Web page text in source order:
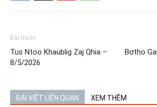
Bài trước
Tus Ntoo Khaublig Zaj Qhia –
8/5/2026
Bơtho
BÀI VIẾT LIÊN QUAN XEM THÊM